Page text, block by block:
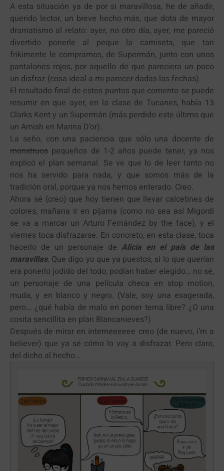
A esta situación ya de por si maravillosa, he de añadir,
querido lector, un breve hecho más, que dota de mayor
dramatismo al relato: ayer, no otro día, ayer, me pareció
divertido ponerle al peque la camiseta, que tan
frikimente le compramos, de Supermán, junto con unos
pantalones rojos, por aquello de que pareciera un poco
un disfraz (cosa ideal a mi parecer dadas las fechas).
El resultado final de estos puntos que comento se puede
resumir en que ayer, en la clase de Tucanes, había 13
Clarks Kent y un Supermán (más perdido este último que
un Amish en Marina D’or).
La seño, con una paciencia que sólo una docente de
monstruos pequeños de 1-2 años puede tener, ya nos
explicó el plan semanal. Se ve que lo de leer tanto no
nos ha servido para nada, y que somos más de la
tradición oral, porque ya nos hemos enterado. Creo.
Ahora sé (creo) que hoy tienen que llevar calcetines de
colores, mañana ir en pijama (como no sea así Migordi
se va a marcar un Arturo Fernández by the face), y el
viernes toca disfrazarse. En concreto, en esta clase, toca
hacerlo de un personaje de Alicia en el país de las
maravillas. Que digo yo que ya puestos, si lo que querían
era ponerlo jodido del todo, podían haber elegido… no sé,
un personaje de una película checa en stop motion,
muda, y en blanco y negro. (Vale, soy una exagerada,
pero… ¿qué había de malo en poner tema libre? ¿O una
cosita sencillita en plan Blancanieves?)
Después de mirar en interneeeeee creo (de nuevo, i’m a
believer) que ya sé cómo lo voy a disfrazar. Pero claro,
del dicho al hecho…